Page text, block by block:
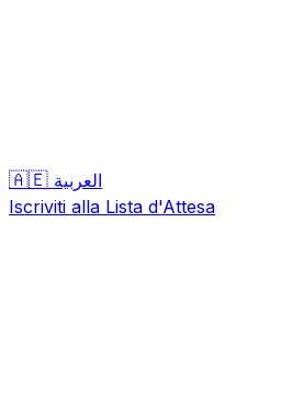
🇦🇪 العربية
Iscriviti alla Lista d'Attesa